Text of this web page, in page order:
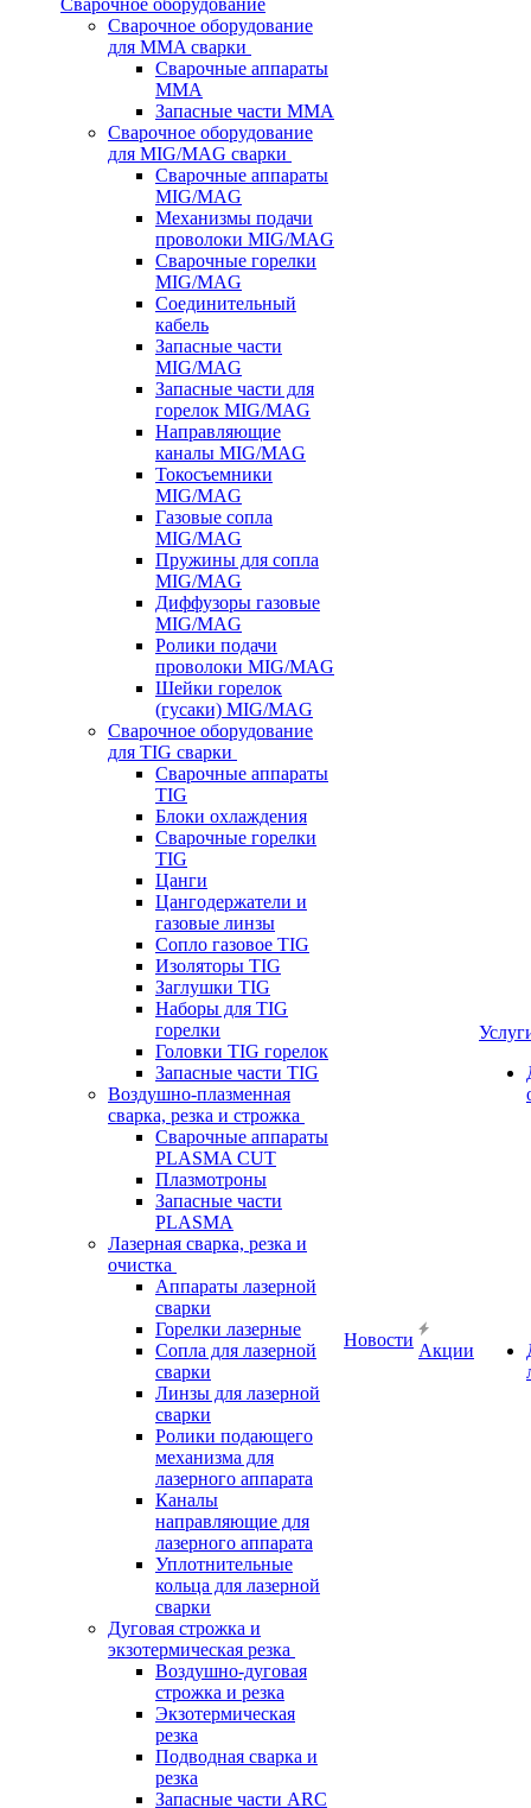
Сварочное оборудование
Сварочное оборудование
для MMA сварки
Сварочные аппараты
MMA
Запасные части MMA
Сварочное оборудование
для MIG/MAG сварки
Сварочные аппараты
MIG/MAG
Механизмы подачи
проволоки MIG/MAG
Сварочные горелки
MIG/MAG
Соединительный
кабель
Запасные части
MIG/MAG
Запасные части для
горелок MIG/MAG
Направляющие
каналы MIG/MAG
Токосъемники
MIG/MAG
Газовые сопла
MIG/MAG
Пружины для сопла
MIG/MAG
Диффузоры газовые
MIG/MAG
Ролики подачи
проволоки MIG/MAG
Шейки горелок
(гусаки) MIG/MAG
Сварочное оборудование
для TIG сварки
Сварочные аппараты
TIG
Блоки охлаждения
Сварочные горелки
TIG
Цанги
Цангодержатели и
газовые линзы
Сопло газовое TIG
Изоляторы TIG
Заглушки TIG
Наборы для TIG
горелки
Головки TIG горелок
Запасные части TIG
Воздушно-плазменная
сварка, резка и строжка
Сварочные аппараты
PLASMA CUT
Плазмотроны
Запасные части
PLASMA
Лазерная сварка, резка и
очистка
Аппараты лазерной
сварки
Горелки лазерные
Сопла для лазерной
сварки
Линзы для лазерной
сварки
Ролики подающего
механизма для
лазерного аппарата
Каналы
направляющие для
лазерного аппарата
Уплотнительные
кольца для лазерной
сварки
Дуговая строжка и
экзотермическая резка
Воздушно-дуговая
строжка и резка
Экзотермическая
резка
Подводная сварка и
резка
Запасные части ARC
Новости
Акции